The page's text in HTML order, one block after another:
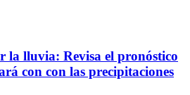
la lluvia: Revisa el pronóstico
con con las precipitaciones